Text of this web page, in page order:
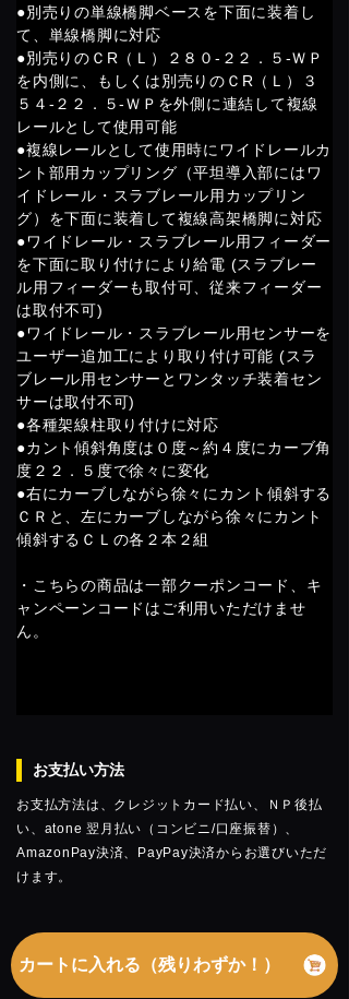
●別売りの単線橋脚ベースを下面に装着し
て、単線橋脚に対応
●別売りのＣR（Ｌ）２８０-２２．５-ＷＰ
を内側に、もしくは別売りのＣR（Ｌ）３
５４-２２．５-ＷＰを外側に連結して複線
レールとして使用可能
●複線レールとして使用時にワイドレールカ
ント部用カップリング（平坦導入部にはワ
イドレール・スラブレール用カップリン
グ）を下面に装着して複線高架橋脚に対応
●ワイドレール・スラブレール用フィーダー
を下面に取り付けにより給電 (スラブレー
ル用フィーダーも取付可、従来フィーダー
は取付不可)
●ワイドレール・スラブレール用センサーを
ユーザー追加工により取り付け可能 (スラ
ブレール用センサーとワンタッチ装着セン
サーは取付不可)
●各種架線柱取り付けに対応
●カント傾斜角度は０度～約４度にカーブ角
度２２．５度で徐々に変化
●右にカーブしながら徐々にカント傾斜する
ＣＲと、左にカーブしながら徐々にカント
傾斜するＣＬの各２本２組
・こちらの商品は一部クーポンコード、キ
ャンペーンコードはご利用いただけませ
ん。
お支払い方法
お支払方法は、クレジットカード払い、ＮＰ後払
い、atone 翌月払い（コンビニ/口座振替）、
AmazonPay決済、PayPay決済からお選びいただ
けます。
カートに入れる（残りわずか！）